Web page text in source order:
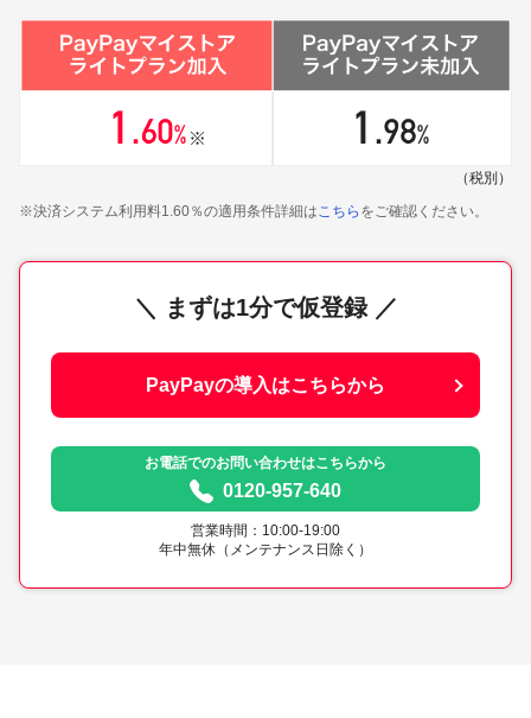
（税別）
※決済システム利用料1.60％の適用条件詳細はこちら をご確認ください。
＼ まずは1分で仮登録 ／
PayPayの導入はこちらから
お電話でのお問い合わせはこちらから
0120-957-640
営業時間：10:00-19:00
年中無休（メンテナンス日除く）